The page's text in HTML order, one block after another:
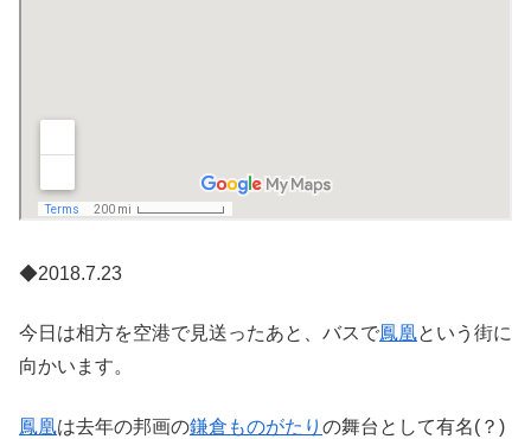
◆2018.7.23
今日は相方を空港で見送ったあと、バスで鳳凰という街に
向かいます。
鳳凰は去年の邦画の鎌倉ものがたり の舞台として有名(？)